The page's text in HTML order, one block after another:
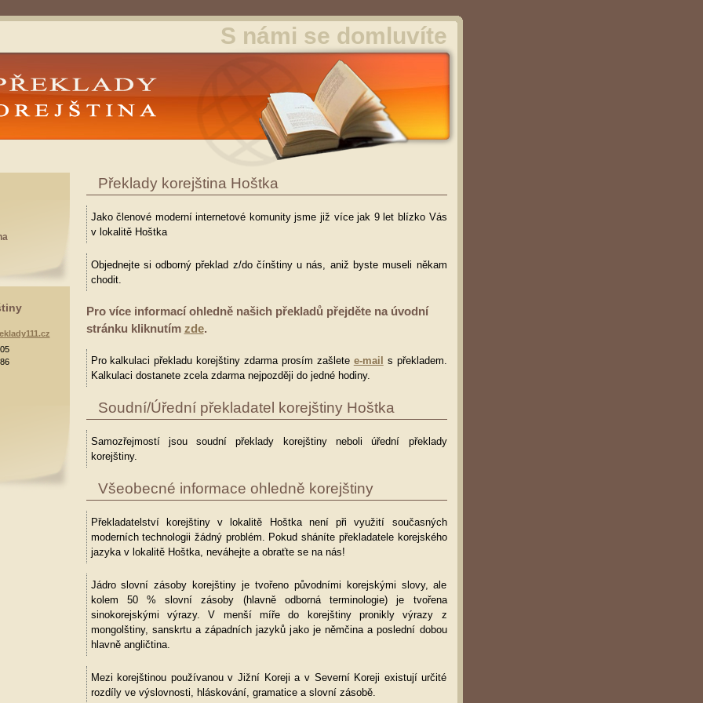
Korejština
S námi se domluvíte
Překlady korejština Hoštka
Jako členové moderní internetové komunity jsme již více jak 9 let blízko Vás
v lokalitě Hoštka
Objednejte si odborný překlad z/do čínštiny u nás, aniž byste museli někam
chodit.
Pro více informací ohledně našich překladů přejděte na úvodní
stránku kliknutím zde.
Pro kalkulaci překladu korejštiny zdarma prosím zašlete e-mail
s překladem.
Kalkulaci dostanete zcela zdarma nejpozději do jedné hodiny.
Soudní/Úřední překladatel korejštiny Hoštka
Samozřejmostí jsou soudní překlady korejštiny neboli úřední překlady
korejštiny.
Všeobecné informace ohledně korejštiny
Překladatelství korejštiny v lokalitě Hoštka není při využití současných
moderních technologii žádný problém. Pokud sháníte překladatele korejského
jazyka v lokalitě Hoštka, neváhejte a obraťte se na nás!
Jádro slovní zásoby korejštiny je tvořeno původními korejskými slovy, ale
kolem 50 % slovní zásoby (hlavně odborná terminologie) je tvořena
sinokorejskými výrazy. V menší míře do korejštiny pronikly výrazy z
mongolštiny, sanskrtu a západních jazyků jako je němčina a poslední dobou
hlavně angličtina.
Mezi korejštinou používanou v Jižní Koreji a v Severní Koreji existují určité
rozdíly ve výslovnosti, hláskování, gramatice a slovní zásobě.